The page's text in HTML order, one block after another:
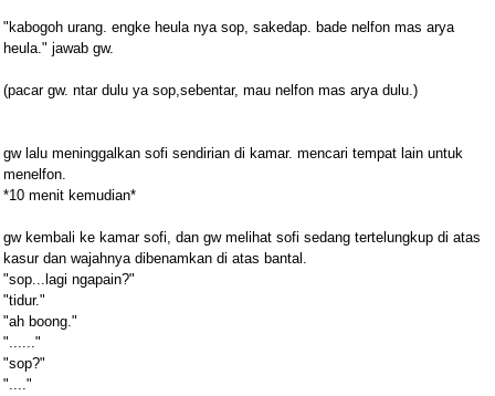
"kabogoh urang. engke heula nya sop, sakedap. bade nelfon mas arya
heula." jawab gw.
(pacar gw. ntar dulu ya sop,sebentar, mau nelfon mas arya dulu.)
gw lalu meninggalkan sofi sendirian di kamar. mencari tempat lain untuk
menelfon.
*10 menit kemudian*
gw kembali ke kamar sofi, dan gw melihat sofi sedang tertelungkup di atas
kasur dan wajahnya dibenamkan di atas bantal.
"sop...lagi ngapain?"
"tidur."
"ah boong."
"......"
"sop?"
"...."